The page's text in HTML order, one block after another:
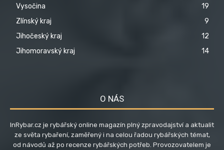
Vysočina
19
Zlínský kraj
9
Jihočeský kraj
12
Jihomoravský kraj
14
O NÁS
InRybar.cz je rybářský online magazín plný zpravodajství a aktualit
ze světa rybaření, zaměřený i na celou řadou rybářských témat,
od návodů až po recenze rybářských potřeb. Provozovatelem je